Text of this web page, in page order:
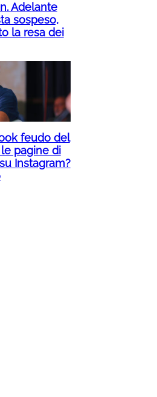
Adelante
sospeso,
la resa dei
feudo del
pagine di
Instagram?